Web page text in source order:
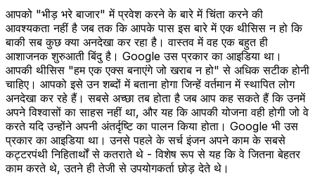
आपको "भीड़ भरे बाजार" में प्रवेश करने के बारे में चिंता करने की
आवश्यकता नहीं है जब तक कि आपके पास इस बारे में एक थीसिस न हो कि
बाकी सब कुछ क्या अनदेखा कर रहा है। वास्तव में वह एक बहुत ही
आशाजनक शुरुआती बिंदु है। Google उस प्रकार का आइडिया था।
आपकी थीसिस "हम एक एक्स बनाएंगे जो खराब न हो" से अधिक सटीक होनी
चाहिए। आपको इसे उन शब्दों में बताना होगा जिन्हें वर्तमान में स्थापित लोग
अनदेखा कर रहे हैं। सबसे अच्छा तब होता है जब आप कह सकते हैं कि उनमें
अपने विश्वासों का साहस नहीं था, और यह कि आपकी योजना वही होगी जो वे
करते यदि उन्होंने अपनी अंतर्दृष्टि का पालन किया होता। Google भी उस
प्रकार का आइडिया था। उनसे पहले के सर्च इंजन अपने काम के सबसे
कट्टरपंथी निहितार्थों से कतराते थे - विशेष रूप से यह कि वे जितना बेहतर
काम करते थे, उतने ही तेजी से उपयोगकर्ता छोड़ देते थे।